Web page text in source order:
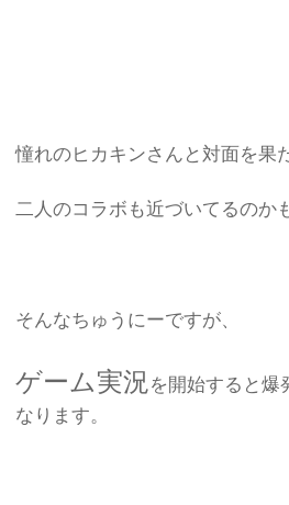
憧れのヒカキンさんと対面を果
二人のコラボも近づいてるのか
そんなちゅうにーですが、
ゲーム実況を開始すると爆
なります。